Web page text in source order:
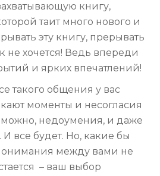
книгу,
таит много нового и
эту книгу, прерывать
не хочется! Ведь впереди
и ярких впечатлений!
такого общения у вас
моменты и несогласия
недоумения, и даже
все будет. Но, какие бы
между вами не
– ваш выбор